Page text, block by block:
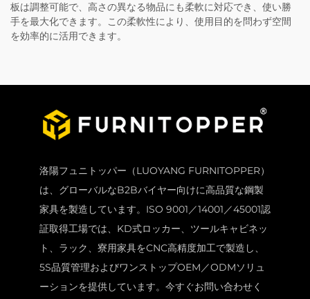
板は調整可能で、高さの異なる物品にも柔軟に対応でき、使い勝
手を最大化できます。この柔軟性により、使用目的を問わず空間
を効率的に活用できます。
洛陽フュニトッパー（LUOYANG FURNITOPPER）
は、グローバルなB2Bバイヤー向けに高品質な鋼製
家具を製造しています。ISO 9001／14001／45001認
証取得工場では、KD式ロッカー、ツールキャビネッ
ト、ラック、寮用家具をCNC高精度加工で製造し、
5S品質管理およびワンストップOEM／ODMソリュ
ーションを提供しています。今すぐお問い合わせく